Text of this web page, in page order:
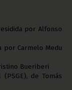
por Alfonso
por Carmelo Medu
Bueriberi
de Tomás